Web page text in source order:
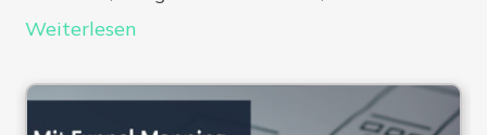
Weiterlesen